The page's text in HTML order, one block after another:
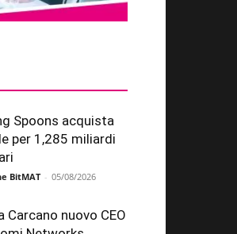
Spoons acquista
per 1,285 miliardi
BitMAT - 05/08/2026
Carcano nuovo CEO